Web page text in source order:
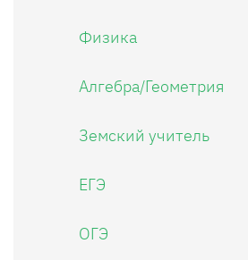
Физика
Алгебра/Геометрия
Земский учитель
ЕГЭ
ОГЭ